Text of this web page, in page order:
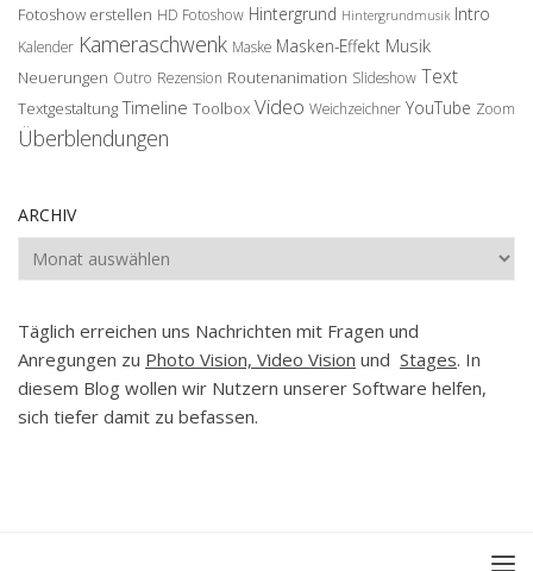
Fotoshow erstellen HD Fotoshow Hintergrund Hintergrundmusik Intro
Kalender Kameraschwenk Maske Masken-Effekt Musik
Neuerungen Outro Rezension Routenanimation Slideshow Text
Textgestaltung Timeline Toolbox Video Weichzeichner YouTube Zoom
Überblendungen
ARCHIV
Archiv
Täglich erreichen uns Nachrichten mit Fragen und
Anregungen zu Photo Vision, Video Vision und Stages. In
diesem Blog wollen wir Nutzern unserer Software helfen,
sich tiefer damit zu befassen.